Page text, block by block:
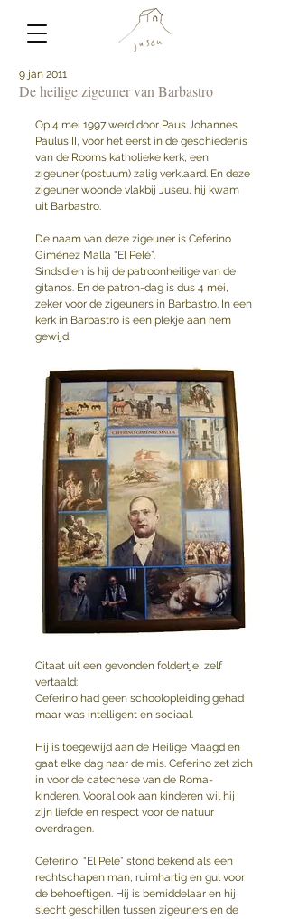
De heilige zigeuner van Barbastro
9 jan 2011
Op 4 mei 1997 werd door Paus Johannes
Paulus II, voor het eerst in de geschiedenis
van de Rooms katholieke kerk, een
zigeuner (postuum) zalig verklaard. En deze
zigeuner woonde vlakbij Juseu, hij kwam
uit Barbastro.
De naam van deze zigeuner is Ceferino
Giménez Malla “El Pelé”.
Sindsdien is hij de patroonheilige van de
gitanos. En de patron-dag is dus 4 mei,
zeker voor de zigeuners in Barbastro. In een
kerk in Barbastro is een plekje aan hem
gewijd.
Citaat uit een gevonden foldertje, zelf
vertaald:
Ceferino had geen schoolopleiding gehad
maar was intelligent en sociaal.
Hij is toegewijd aan de Heilige Maagd en
gaat elke dag naar de mis. Ceferino zet zich
in voor de catechese van de Roma-
kinderen. Vooral ook aan kinderen wil hij
zijn liefde en respect voor de natuur
overdragen.
Ceferino  “El Pelé” stond bekend als een
rechtschapen man, ruimhartig en gul voor
de behoeftigen. Hij is bemiddelaar en hij
slecht geschillen tussen zigeuners en de